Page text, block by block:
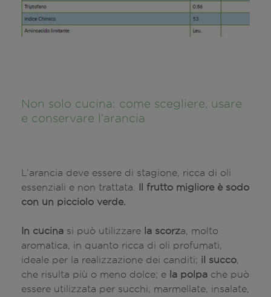
Non solo cucina: come scegliere, usare
e conservare l’arancia
L’arancia deve essere di stagione, ricca di oli
essenziali e non trattata.
Il frutto migliore è sodo
con un picciolo verde.
In cucina si può utilizzare la scorza, molto
aromatica, in quanto ricca di oli profumati,
ideale per la realizzazione dei canditi; il succo
che risulta più o meno dolce; e la polpa che può
essere utilizzata per succhi, marmellate, insalate,